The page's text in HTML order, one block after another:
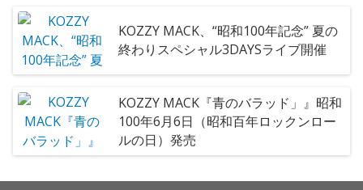
KOZZY MACK、“昭和100年記念” 夏の
終わりスペシャル3DAYSライブ開催
KOZZY MACK『青のバラッド」』昭和
100年6月6日（昭和百年ロックンロー
ルの日）発売